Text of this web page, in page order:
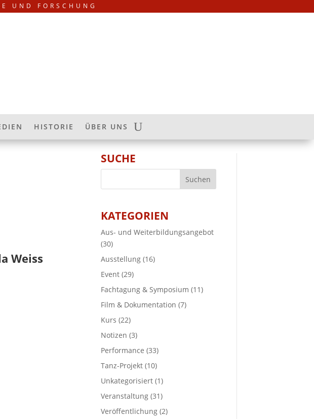
UND FORSCHUNG
HISTORIE ÜBER UNS
Weiss
SUCHE
KATEGORIEN
Aus- und Weiterbildungsangebot
(30)
Ausstellung (16)
Event (29)
Fachtagung & Symposium (11)
Film & Dokumentation (7)
Kurs (22)
Notizen (3)
Performance (33)
Tanz-Projekt (10)
Unkategorisiert (1)
Veranstaltung (31)
Veröffentlichung (2)